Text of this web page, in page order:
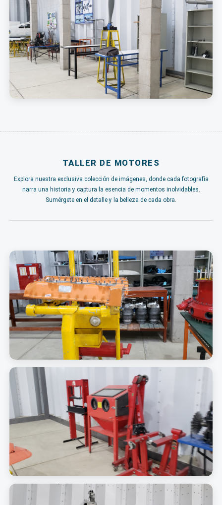
TALLER DE MOTORES
Explora nuestra exclusiva colección de imágenes, donde cada fotografía
narra una historia y captura la esencia de momentos inolvidables.
Sumérgete en el detalle y la belleza de cada obra.